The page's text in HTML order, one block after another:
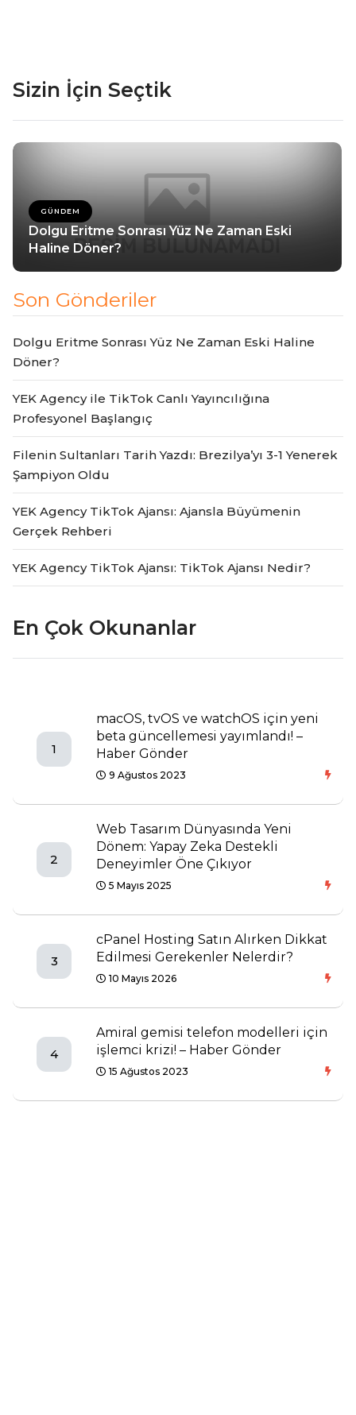
Sizin İçin Seçtik
GÜNDEM
Dolgu Eritme Sonrası Yüz Ne Zaman Eski
Haline Döner?
Son Gönderiler
Dolgu Eritme Sonrası Yüz Ne Zaman Eski Haline
Döner?
YEK Agency ile TikTok Canlı Yayıncılığına
Profesyonel Başlangıç
Filenin Sultanları Tarih Yazdı: Brezilya’yı 3-1 Yenerek
Şampiyon Oldu
YEK Agency TikTok Ajansı: Ajansla Büyümenin
Gerçek Rehberi
YEK Agency TikTok Ajansı: TikTok Ajansı Nedir?
En Çok Okunanlar
1
macOS, tvOS ve watchOS için yeni
beta güncellemesi yayımlandı! –
Haber Gönder
9 Ağustos 2023
2
Web Tasarım Dünyasında Yeni
Dönem: Yapay Zeka Destekli
Deneyimler Öne Çıkıyor
5 Mayıs 2025
3
cPanel Hosting Satın Alırken Dikkat
Edilmesi Gerekenler Nelerdir?
10 Mayıs 2026
4
Amiral gemisi telefon modelleri için
işlemci krizi! – Haber Gönder
15 Ağustos 2023